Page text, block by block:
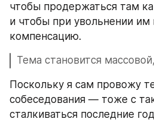
чтобы продержаться там
и чтобы при увольнении им
компенсацию.
Тема становится
Поскольку я сам провожу
собеседования — тоже с
сталкиваться последние